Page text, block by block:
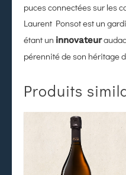
puces connectées sur les
Laurent Ponsot est un
étant un innovateur
pérennité de son héritage
Produits